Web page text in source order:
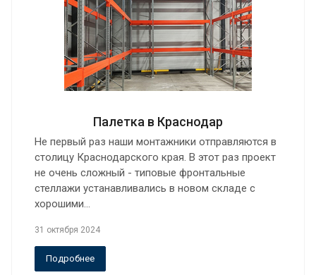
Палетка в Краснодар
Не первый раз наши монтажники отправляются в
столицу Краснодарского края. В этот раз проект
не очень сложный - типовые фронтальные
стеллажи устанавливались в новом складе с
хорошими…
31 октября 2024
Подробнее